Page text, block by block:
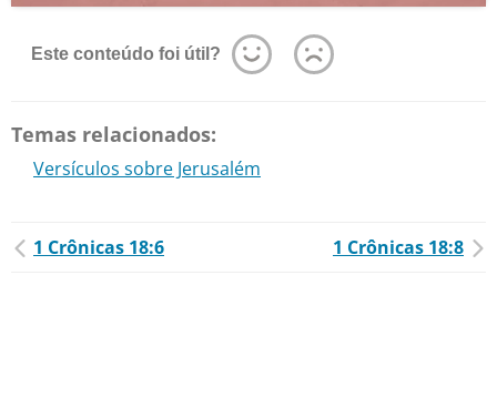
Este conteúdo foi útil?
Temas relacionados:
Versículos sobre Jerusalém
1 Crônicas 18:6 1 Crônicas 18:8